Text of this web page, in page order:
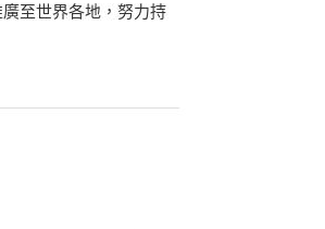
至世界各地，努力持